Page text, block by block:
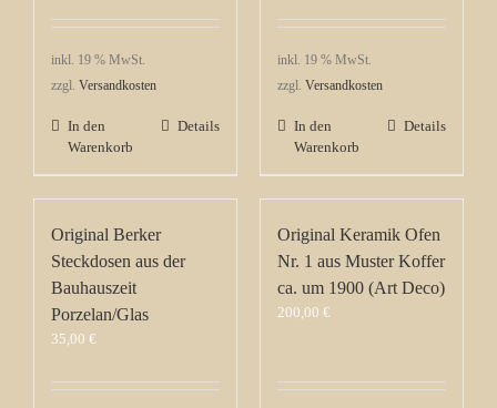
inkl. 19 % MwSt.
zzgl. Versandkosten
In den
Warenkorb
Details
inkl. 19 % MwSt.
zzgl. Versandkosten
In den
Warenkorb
Details
Original Berker
Steckdosen aus der
Bauhauszeit
Porzelan/Glas
35,00 €
Original Keramik Ofen
Nr. 1 aus Muster Koffer
ca. um 1900 (Art Deco)
200,00 €